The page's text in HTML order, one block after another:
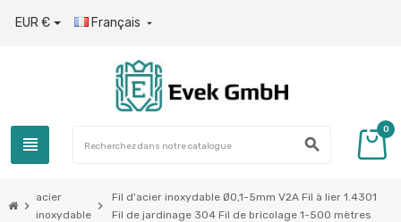
EUR € Français 
view_headline search
0
chevron_right
acier
inoxydable
chevron_right
Fil d'acier inoxydable Ø0,1-5mm V2A Fil à lier 1.4301
Fil de jardinage 304 Fil de bricolage 1-500 mètres